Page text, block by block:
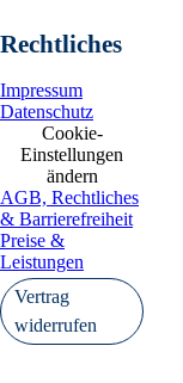
Rechtliches
Impressum
Datenschutz
Cookie-
Einstellungen
ändern
AGB, Rechtliches
& Barrierefreiheit
Preise &
Leistungen
Vertrag
widerrufen